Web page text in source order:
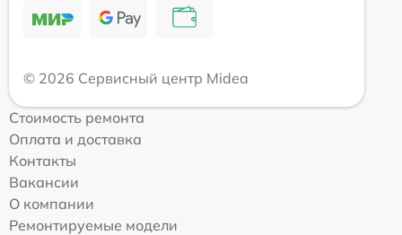
© 2026 Сервисный центр Midea
Стоимость ремонта
Оплата и доставка
Контакты
Вакансии
О компании
Ремонтируемые модели